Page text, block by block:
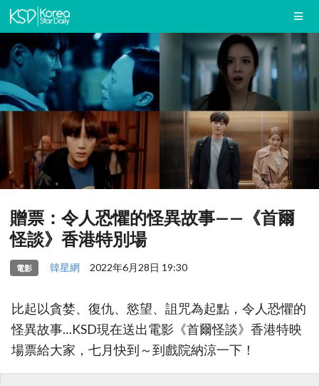
贈票：令人恐懼的怪異故事——《首爾
怪談》香港特別場
電影 韓星網 2022年6月28日 19:30
比起以貪婪、復仇、慾望、詛咒為起點，令人恐懼的
怪異故事…KSD現在送出電影《首爾怪談》香港特映
場票給大家，七月快到～到戲院納涼一下！